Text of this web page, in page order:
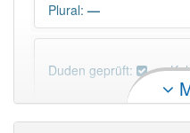
Plural: —
Duden geprüft: